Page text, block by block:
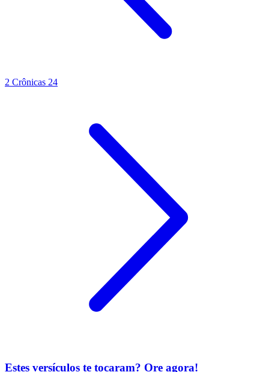
2 Crônicas 24
Estes versículos te tocaram? Ore agora!